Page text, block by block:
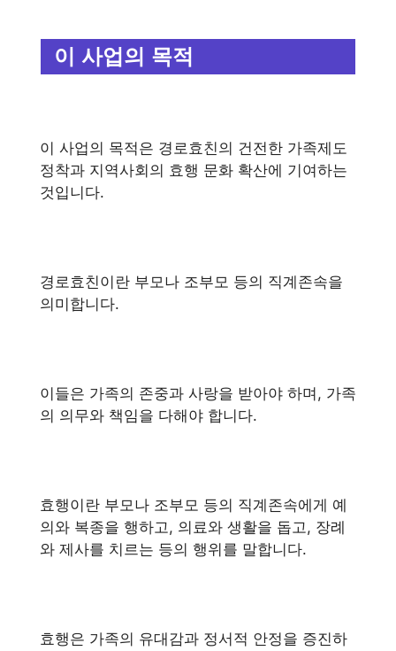
이 사업의 목적
이 사업의 목적은 경로효친의 건전한 가족제도
정착과 지역사회의 효행 문화 확산에 기여하는
것입니다.
경로효친이란 부모나 조부모 등의 직계존속을
의미합니다.
이들은 가족의 존중과 사랑을 받아야 하며, 가족
의 의무와 책임을 다해야 합니다.
효행이란 부모나 조부모 등의 직계존속에게 예
의와 복종을 행하고, 의료와 생활을 돕고, 장례
와 제사를 치르는 등의 행위를 말합니다.
효행은 가족의 유대감과 정서적 안정을 증진하